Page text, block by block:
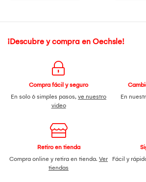
¡Descubre y compra en Oechsle!
Compra fácil y seguro
En solo 6 simples pasos, ve nuestro
video
En
Retiro en tienda
Compra online y retira en tienda. Ver
tiendas
Fácil y